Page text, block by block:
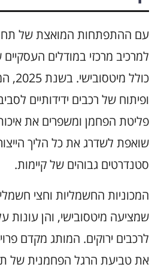
עם ההתפתחות המואצת של
למרכיב מרכזי במודלים
כולל
ופיתוח של רכבים ידידותיים
פליטת הפחמן ומשפרים את איכות
שואפת לשדרג את כל הליך
סטנדרטים גבוהים של קיימות.
המכוניות החשמליות וחצי
שמציעה מיטסובישי, והן עונות
לרכבים ירוקים. המותג מקדם
את טביעת הרגל הפחמנית של